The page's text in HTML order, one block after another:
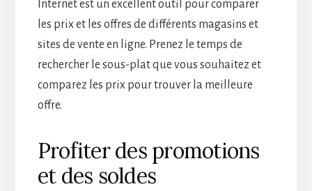
Internet est un excellent outil pour comparer
les prix et les offres de différents magasins et
sites de vente en ligne. Prenez le temps de
rechercher le sous-plat que vous souhaitez et
comparez les prix pour trouver la meilleure
offre.
Profiter des promotions
et des soldes